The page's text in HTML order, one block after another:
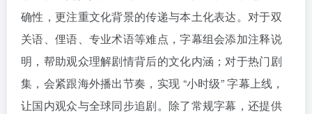
确性，更注重文化背景的传递与本土化表达。对于双
关语、俚语、专业术语等难点，字幕组会添加注释说
明，帮助观众理解剧情背后的文化内涵；对于热门剧
集，会紧跟海外播出节奏，实现 “小时级” 字幕上线，
让国内观众与全球同步追剧。除了常规字幕，还提供